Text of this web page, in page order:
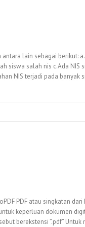
lain sebagai berikut:
siswa salah nis c.Ada NIS
NIS terjadi pada banyak
PDF atau singkatan
keperluan dokumen
berekstensi ”.pdf”